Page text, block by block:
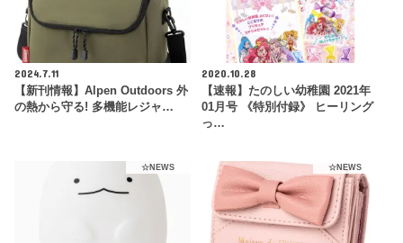
2024.7.11
【新刊情報】Alpen Outdoors 外
の熱から守る! 多機能レジャ…
2020.10.28
【速報】たのしい幼稚園 2021年
01月号 《特別付録》 ヒーリング
っ…
☆NEWS ☆NEWS